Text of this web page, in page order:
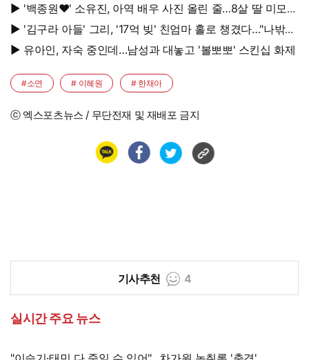
▶ '백종원♥' 소유진, 아역 배우 사진 올린 줄…8살 딸 미모
대박, 연예인 시켜도 되겠어
▶ '김구라 아들' 그리, '17억 빚' 친엄마 홀로 챙겼다…"나밖에
없어, 연락 꾸준히 하는 중"
▶ 유아인, 자숙 중인데…남성과 대놓고 '볼뽀뽀' 스킨십 화제
#소연 # 이혜원 # 한채아
ⓒ 엑스포츠뉴스 / 무단전재 및 재배포 금지
기사추천 4
실시간 주요 뉴스